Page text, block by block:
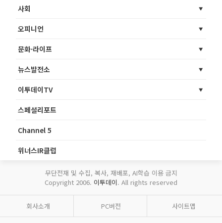
사회
오피니언
문화·라이프
뉴스발전소
이투데이TV
스페셜리포트
Channel 5
위너스IR클럽
무단전재 및 수집, 복사, 재배포, AI학습 이용 금지
Copyright 2006. 이투데이. All rights reserved
회사소개 PC버전 사이트맵